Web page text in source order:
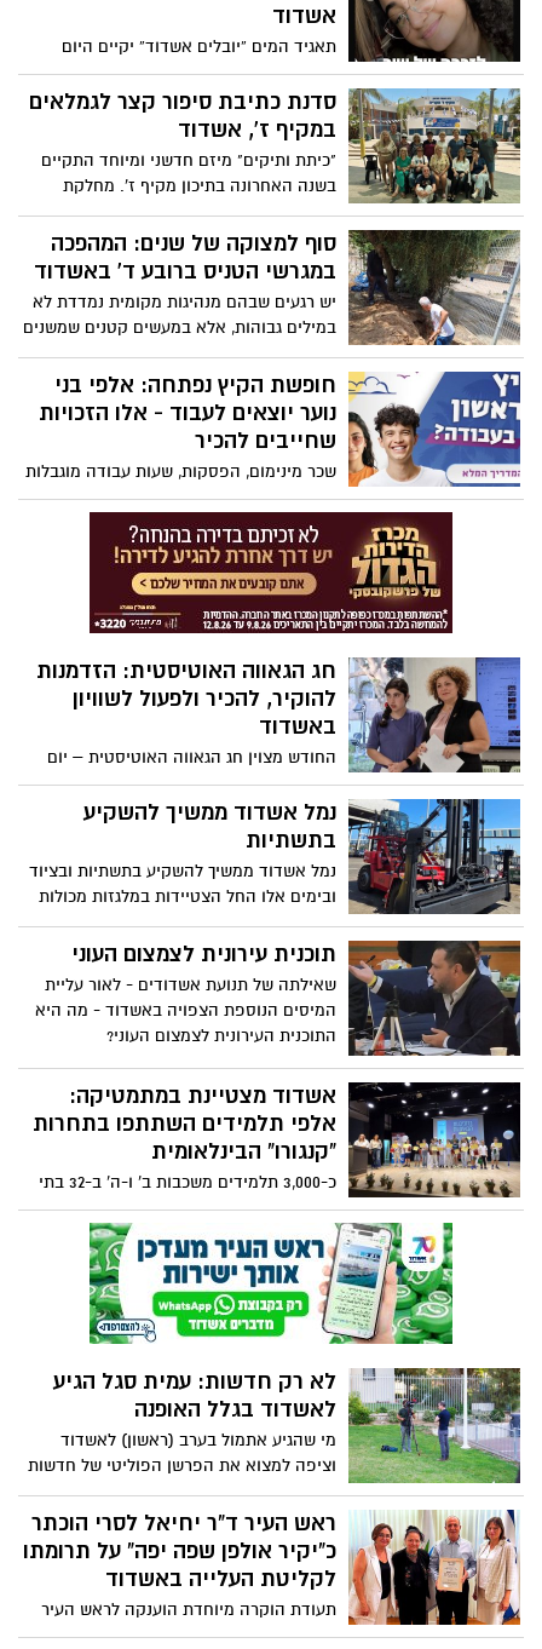
אשדוד
תאגיד המים “יובלים אשדוד” יקיים היום
(רביעי) התרמת דם מיוחדת לזכרה של סמל
שיר ביטון הי”ד, בוגרת מקיף ט’ באשדוד
ומתנדבת מד”א, שנפלה בקרב בנחל עוז
הציבור מוזמן להגיע ולתרום דם בין השעות
סדנת כתיבת סיפור קצר לגמלאים
במקיף ז', אשדוד
"כיתת ותיקים" מיזם חדשני ומיוחד התקיים
בשנה האחרונה בתיכון מקיף ז'. מחלקת
הרווחה בעירייה והנהלת בית הספר הקימו
כיתת לימוד לגמלאים
סוף למצוקה של שנים: המהפכה
במגרשי הטניס ברובע ד' באשדוד
​יש רגעים שבהם מנהיגות מקומית נמדדת לא
במילים גבוהות, אלא במעשים קטנים שמשנים
איכות חיים של קהילה שלמה. זה בדיוק
הסיפור שמרגש בימים אלו את חובבי הטניס
בעיר אשדוד, שמבקשים להגיד תודה ענקית
לאיש שלקח את העניינים לידיים – אריה
ביטון, מנהל מתנ"ס גולדי.
חופשת הקיץ נפתחה: אלפי בני
נוער יוצאים לעבוד - אלו הזכויות
שחייבים להכיר
שכר מינימום, הפסקות, שעות עבודה מוגבלות
ואיסור העסקה בעבודות מסוכנות – במשרד
העבודה פרסמו מדריך מיוחד לבני נוער
לקראת חופשת הקיץ וקוראים למעסיקים
ולהורים להכיר את הכללים
חג הגאווה האוטיסטית: הזדמנות
להוקיר, להכיר ולפעול לשוויון
באשדוד
החודש מצוין חג הגאווה האוטיסטית – יום
המוקדש לאנשים על הספקטרום האוטיסטי
ולתרומתם הייחודית לחברה. היום, שצוין
ובחשיבות שילובם המלא והשוויוני של אנשים
נמל אשדוד ממשיך להשקיע
בתשתיות
נמל אשדוד ממשיך להשקיע בתשתיות ובציוד
ובימים אלו החל הצטיידות במלגזות מכולות
ריקות. בימים אלו נקלטו בנמל 5 מלגזות
לעבודה מיידית, כחלק מרכישת 12 מלגזות
המהלך משלב התייעלות תפעולית עם עמידה
תוכנית עירונית לצמצום העוני
שאילתה של תנועת אשדודים - לאור עליית
המיסים הנוספת הצפויה באשדוד - מה היא
התוכנית העירונית לצמצום העוני?
אשדוד מצטיינת במתמטיקה:
אלפי תלמידים השתתפו בתחרות
“קנגורו” הבינלאומית
כ-3,000 תלמידים משכבות ב’ ו-ה’ ב-32 בתי
הספר היסודיים באשדוד השתתפו השנה
בתחרות המתמטית הבינלאומית במסגרת
תוכנית “קנגורו”, השעשועון המתמטי הגדול
בעולם. התחרות, המתקיימת בישראל זו השנה
ה-13, נחשבת לגדולה מסוגה בעולם ומושכת
מדי שנה כ-6.5 מיליון משתתפים מ-110 מדינות
לא רק חדשות: עמית סגל הגיע
לאשדוד בגלל האופנה
מי שהגיע אתמול בערב (ראשון) לאשדוד
וציפה למצוא את הפרשן הפוליטי של חדשות
12, עמית סגל, בעיצומו של סיקור חדשותי -
טעה. סגל הגיע לעיר מסיבה אחרת לגמרי:
ערב פתיחת התערוכה “קו התפר -
אנתרופולוגיית אופנה”
ראש העיר ד”ר יחיאל לסרי הוכתר
כ”יקיר אולפן שפה יפה” על תרומתו
לקליטת העלייה באשדוד
תעודת הוקרה מיוחדת הוענקה לראש העיר
כאות הערכה על פעילותו רבת השנים למען